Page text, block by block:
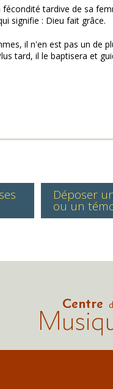
tardive de sa
signifie : Dieu fait grâce.
il n'en est pas un de
tard, il le baptisera et
Déposer
ou un
Centre